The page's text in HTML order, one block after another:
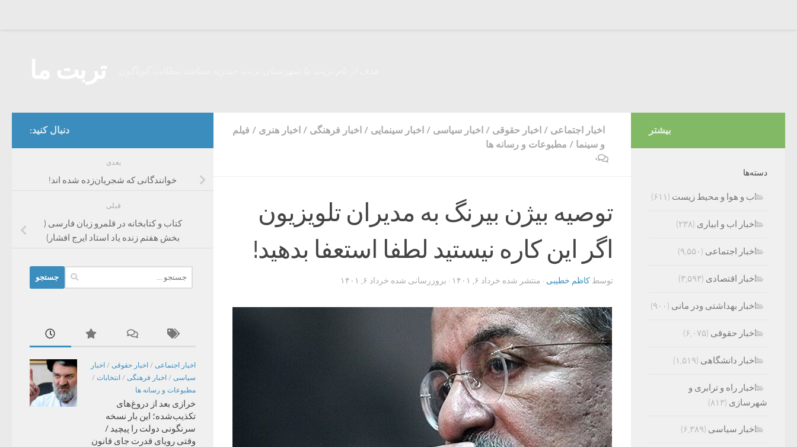
اخبار اجتماعی / اخبار حقوقی / اخبار سیاسی / اخبار سینمایی / اخبار فرهنگی / اخبار هنری / فیلم
و سینما / مطبوعات و رسانه ها
۰
توصیه بیژن بیرنگ به مدیران تلویزیون
اگر این کاره نیستید لطفا استعفا بدهید!
توسط کاظم خطیبی · منتشر شده خرداد ۶, ۱۴۰۱ · بروزرسانی شده خرداد ۶, ۱۴۰۱
دنبال کنید:
بعدی
خوانندگانی که شجریان‌زده شده اند!
قبلی
کتاب و کتابخانه ‌در قلمرو زبان فارسی (
بخش هفتم زنده یاد استاد ایرج افشار)
برای:
اخبار اجتماعی / اخبار حقوقی / اخبار
سیاسی / اخبار فرهنگی / انتخابات /
مطبوعات و رسانه ها
خرازی بعد از دروغ‌های
تکذیب‌شده؛ این بار نسخه
سرنگونی دولت را پیچید /
وقتی رویای قدرت جای قانون
بیشتر
دسته‌ها
اب و هوا و محیط زیست (۶۱۱)
اخبار اب و ابیاری (۲۳۸)
اخبار اجتماعی (۹,۵۵۰)
اخبار اقتصادی (۳,۵۹۳)
اخبار بهداشتی ودر مانی (۹۰۰)
اخبار حقوقی (۶,۰۷۵)
اخبار دانشگاهی (۱,۵۱۹)
اخبار راه و ترابری و
شهرسازی (۸۱۳)
اخبار سیاسی (۶,۳۸۹)